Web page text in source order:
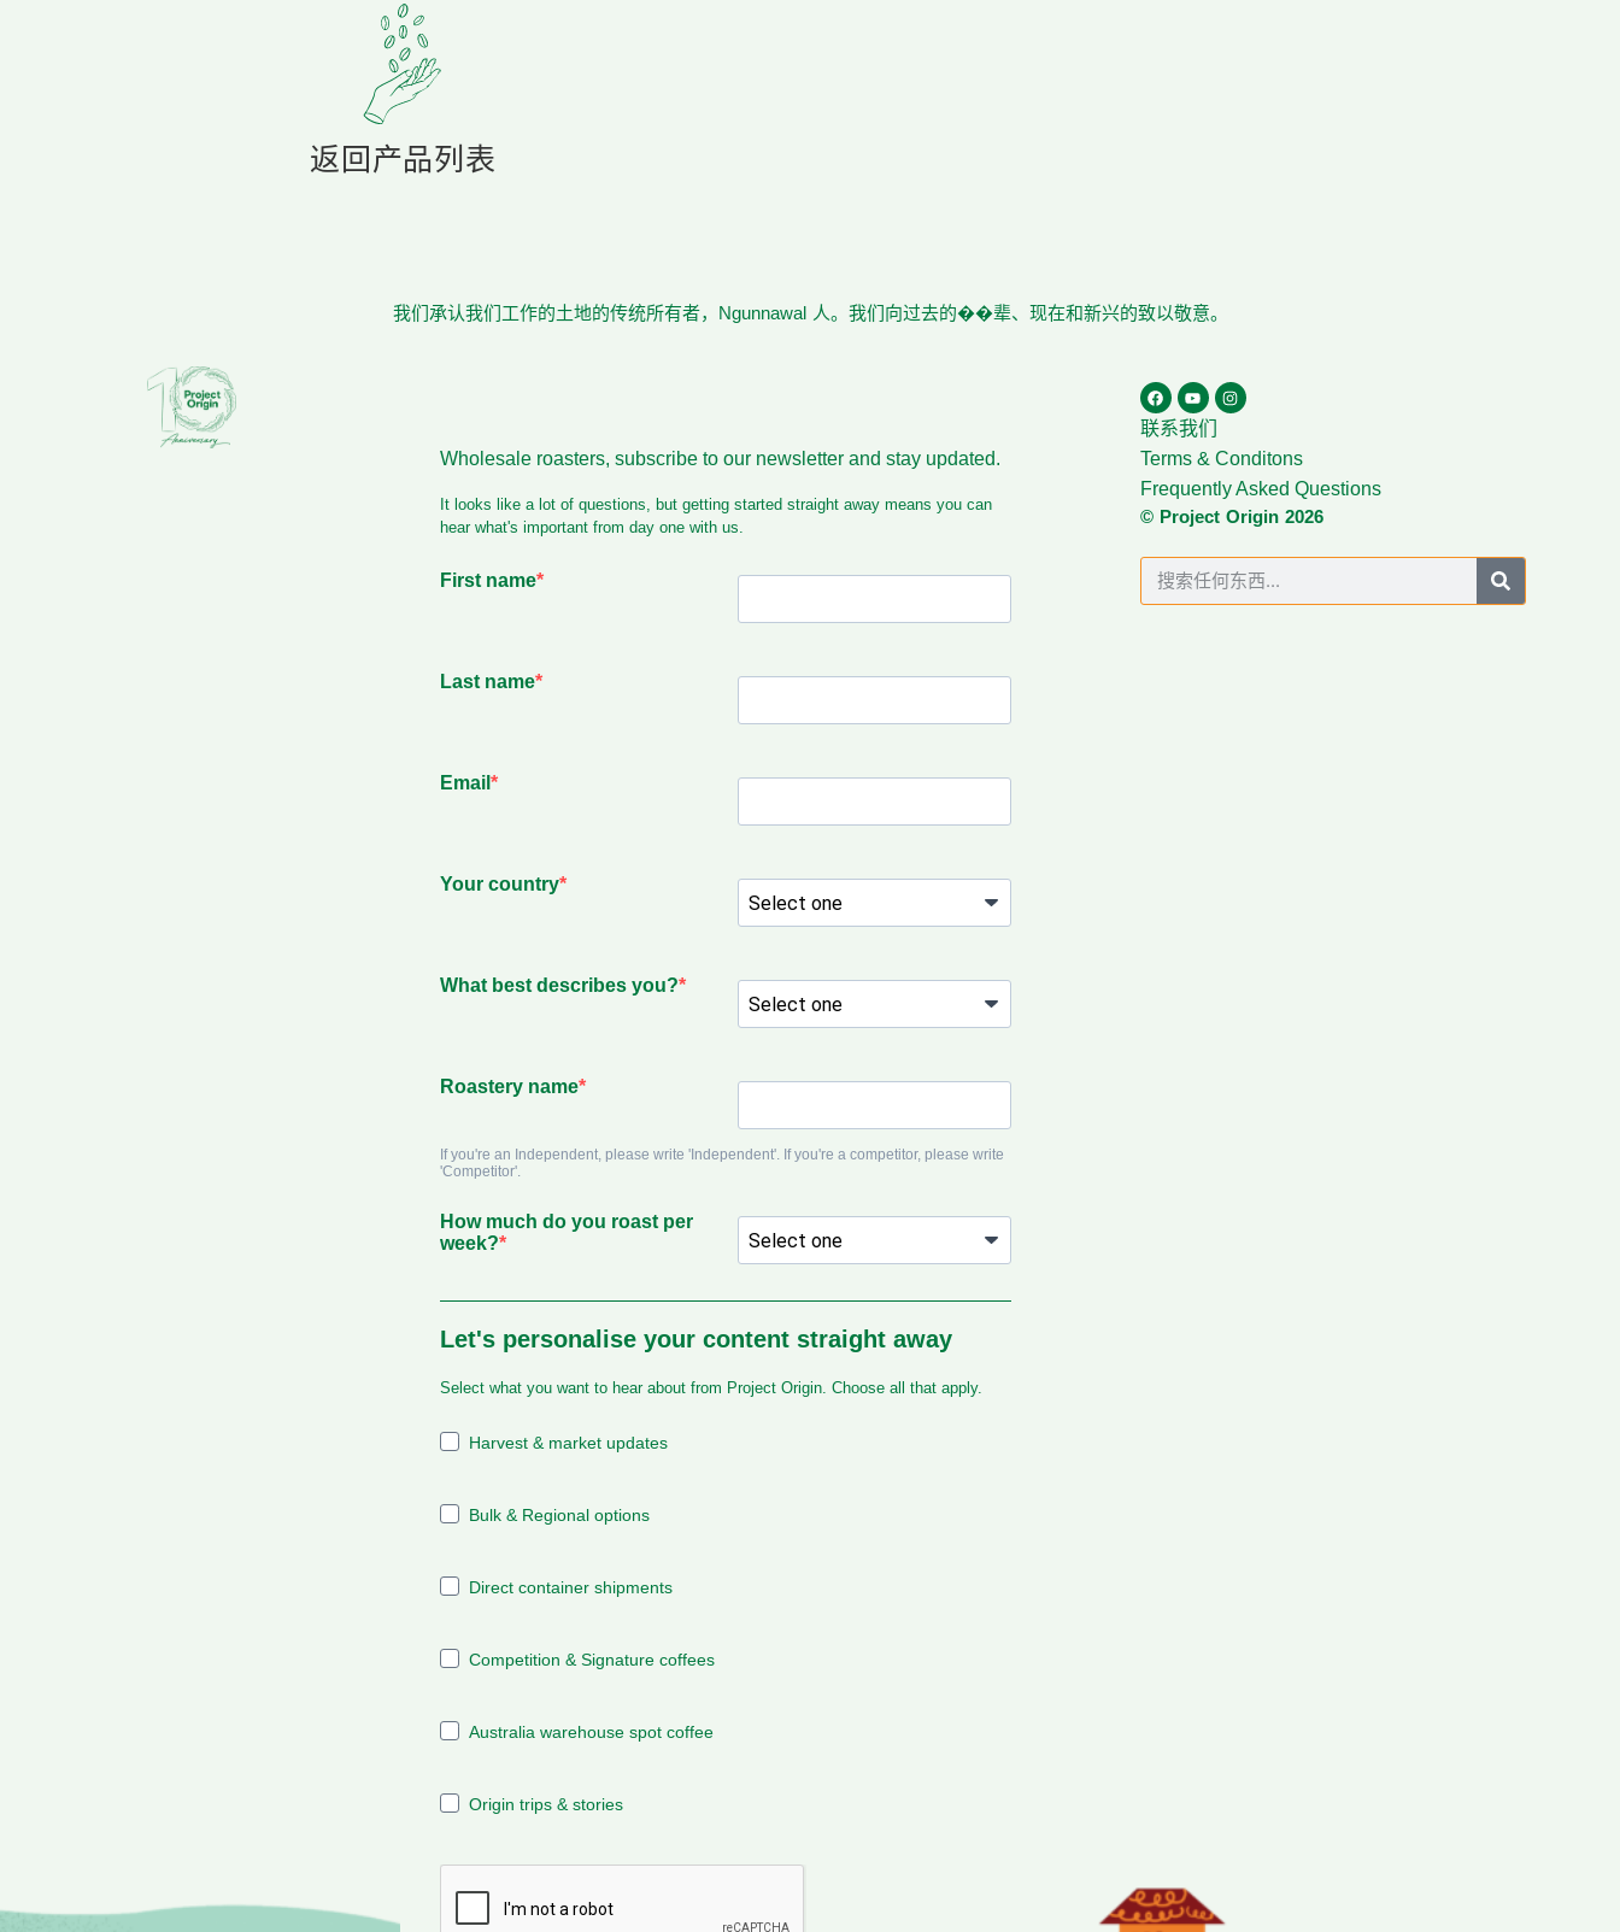
返回产品列表
我们承认我们工作的土地的传统所有者，Ngunnawal 人。我们向过去的��辈、现在和新兴的致以敬意。
联系我们
Terms & Conditons
Frequently Asked Questions
© Project Origin 2026